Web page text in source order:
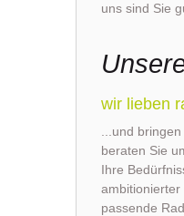
uns sind Sie
wir lieben
...und
beraten Sie
Ihre
passende